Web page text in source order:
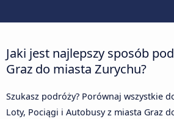
Jaki jest najlepszy sposób
Graz do miasta Zurychu?
Szukasz podróży? Porównaj wszystkie
Loty, Pociągi i Autobusy z miasta Graz